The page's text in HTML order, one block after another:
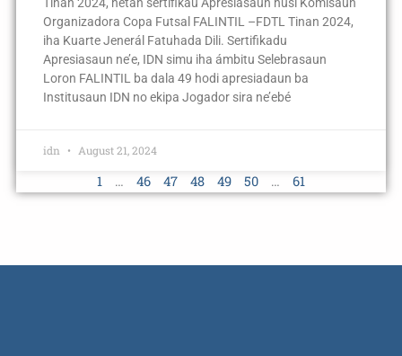
Tinan 2024, hetan sertifikau Apresiasaun husi Komisaun
Organizadora Copa Futsal FALINTIL –FDTL Tinan 2024,
iha Kuarte Jenerál Fatuhada Dili. Sertifikadu
Apresiasaun ne’e, IDN simu iha ámbitu Selebrasaun
Loron FALINTIL ba dala 49 hodi apresiadaun ba
Institusaun IDN no ekipa Jogador sira ne’ebé
idn August 21, 2024
1 … 46 47 48 49 50 … 61